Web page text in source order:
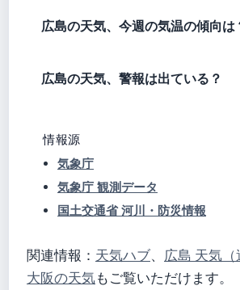
広島の天気、今週の気温の傾向は
広島の天気、警報は出ている？
情報源
気象庁
気象庁 観測データ
国土交通省 河川・防災情報
関連情報： 天気ハブ、 広島 天気（
大阪の天気もご覧いただけます。